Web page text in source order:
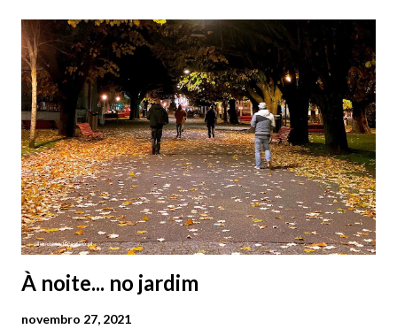
À noite... no jardim
novembro 27, 2021